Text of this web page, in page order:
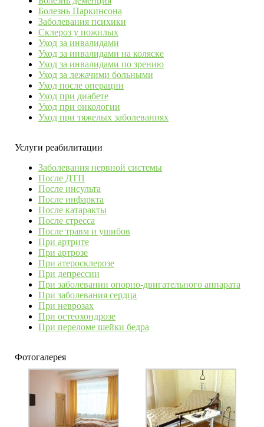
Болезнь Паркинсона
Заболевания психики
Склероз у пожилых
Уход за инвалидами
Уход за инвалидами на коляске
Уход за инвалидами по зрению
Уход за лежачими больными
Уход после операции
Уход при диабете
Уход при онкологии
Уход при тяжелых заболеваниях
Услуги реабилитации
Заболевания нервной системы
После ДТП
После инсульта
После инфаркта
После катаракты
После стресса
После травм и ушибов
При артрите
При артрозе
При атеросклерозе
При депрессии
При заболевании опорно-двигательного аппарата
При заболевания сердца
При неврозах
При остеохондрозе
При переломе шейки бедра
Фотогалерея